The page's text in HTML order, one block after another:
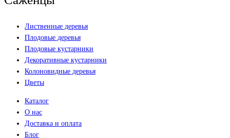
Лиственные деревья
Плодовые деревья
Плодовые кустарники
Декоративные кустарники
Колоновидные деревья
Цветы
Каталог
О нас
Доставка и оплата
Блог